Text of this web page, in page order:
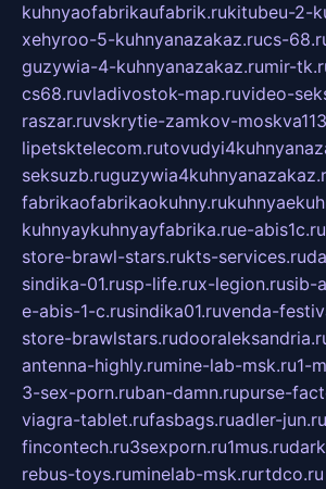
kuhnyaofabrikaufabrik.rukitubeu-2-
xehyroo-5-kuhnyanazakaz.rucs-
guzywia-4-kuhnyanazakaz.rumir-
cs68.ruvladivostok-map.ruvideo-
raszar.ruvskrytie-zamkov-
lipetsktelecom.ru
seksuzb.ru
fabrikaofabrikaokuhny.ru
kuhnyaykuhnyayfabrika.rue-abis1c.ru
store-brawl-stars.rukts-services.ru
sindika-01.rusp-life.rux-legion.rusib-
e-abis-1-c.rusindika01.ruvenda-
store-brawlstars.ru
antenna-highly.rumine-lab-msk.ru1-
3-sex-porn.ruban-damn.rupurse-
viagra-tablet.rufasbags.ruadler-jun.ru
fincontech.ru3sexporn.ru1mus.ru
rebus-toys.ruminelab-msk.rurtdco.ru